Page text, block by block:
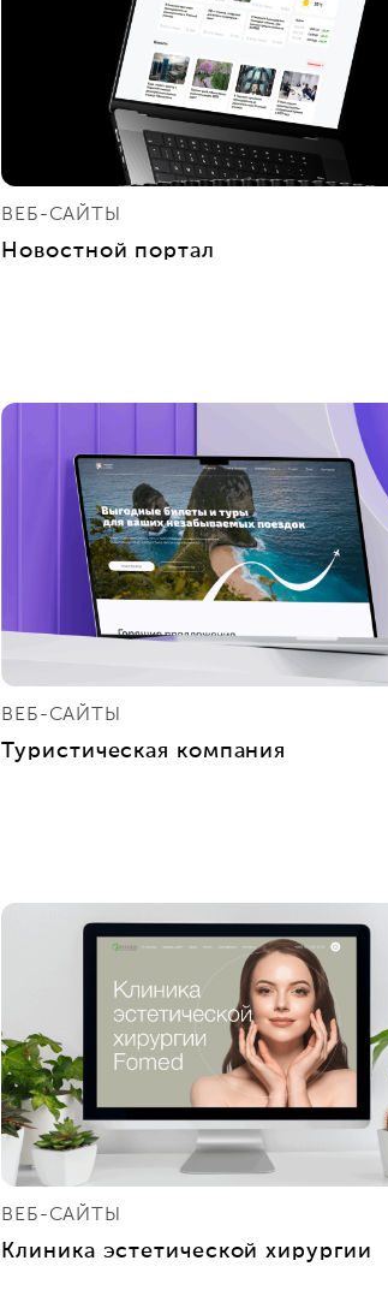
ВЕБ-САЙТЫ
Новостной портал
ВЕБ-САЙТЫ
Туристическая компания
ВЕБ-САЙТЫ
Клиника эстетической хирургии